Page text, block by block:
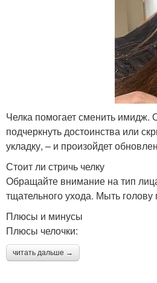
Челка помогает сменить
подчеркнуть достоинства или
укладку, – и произойдет
Стоит ли стричь челку
Обращайте внимание на тип
тщательного ухода. Мыть
Плюсы и минусы
Плюсы челочки:
читать дальше →